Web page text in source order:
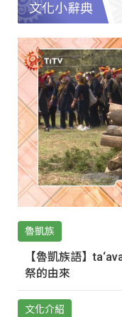
文化小辭典
魯凱族
【魯凱族語】
祭的由來
文化介紹